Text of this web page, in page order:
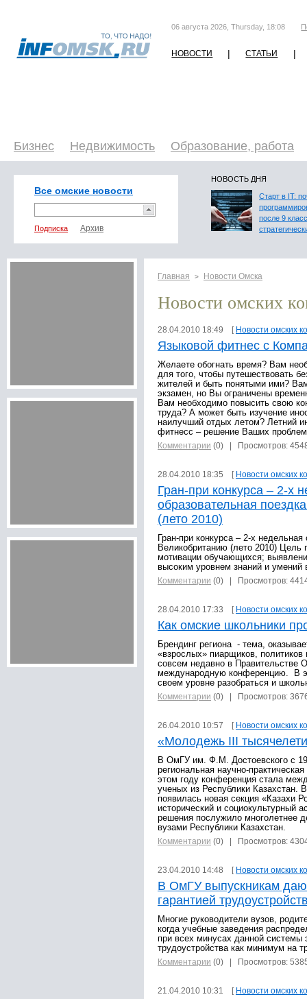
06 августа 2026, Thursday, 18:08
НОВОСТИ | СТАТЬИ |
Бизнес Недвижимость Образование, работа
Все омские новости
Подписка
НОВОСТЬ ДНЯ
Старт в IT:
после 9
Главная > Новости Омска
Новости омских
28.04.2010 18:49 [ Новости омских
Языковой фитнес с
Желаете обогнать время? Вам
для того, чтобы путешествовать
жителей и быть понятыми ими?
экзамен, но Вы ограничены
Вам необходимо повысить свою
труда? А может быть изучение
наилучший отдых летом? Летний
фитнесс – решение Ваших
Комментарии (0) | Просмотров:
28.04.2010 18:35 [ Новости омских
Гран-при конкурса – 2-х
образовательная
(лето 2010)
Гран-при конкурса – 2-х
Великобританию (лето 2010) Цель
мотивации обучающихся;
высоким уровнем знаний и умений
Комментарии (0) | Просмотров:
28.04.2010 17:33 [ Новости омских
Как омские школьники
Брендинг региона - тема,
«взрослых» пиарщиков,
совсем недавно в Правительстве
международную конференцию. В
своем уровне разобраться и
Комментарии (0) | Просмотров:
26.04.2010 10:57 [ Новости омских
«Молодежь III
В ОмГУ им. Ф.М. Достоевского с
региональная научно-
этом году конференция стала
ученых из Республики Казахстан.
появилась новая секция «Казахи
исторический и социокультурный
решения послужило многолетнее
вузами Республики Казахстан.
Комментарии (0) | Просмотров:
23.04.2010 14:48 [ Новости омских
В ОмГУ выпускникам
гарантией
Многие руководители вузов,
когда учебные заведения
при всех минусах данной системы
трудоустройства как минимум на
Комментарии (0) | Просмотров:
21.04.2010 10:31 [ Новости омских